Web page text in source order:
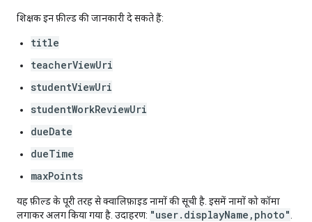
शिक्षक इन फ़ील्ड की जानकारी दे सकते हैं:
title
teacherViewUri
studentViewUri
studentWorkReviewUri
dueDate
dueTime
maxPoints
यह फ़ील्ड के पूरी तरह से क्वालिफ़ाइड नामों की सूची है. इसमें नामों को कॉमा
लगाकर अलग किया गया है. उदाहरण: "user.displayName,photo"